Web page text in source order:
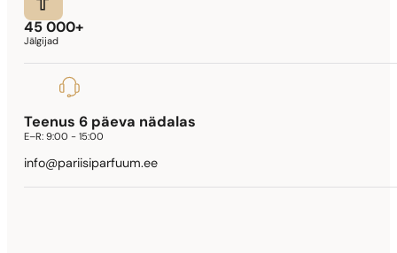
45 000+
Jälgijad
Teenus 6 päeva nädalas
E–R:9:00 - 15:00
info@pariisiparfuum.ee